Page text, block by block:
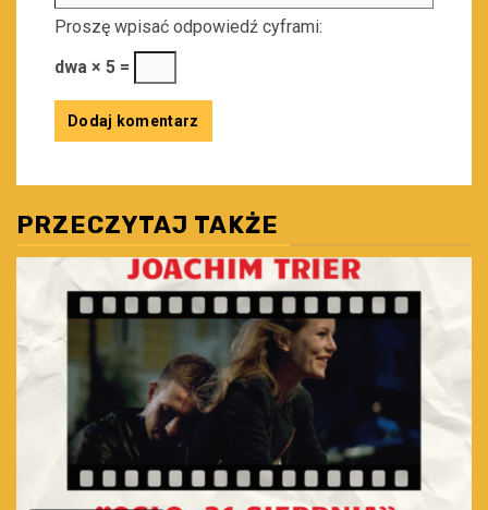
Proszę wpisać odpowiedź cyframi:
dwa × 5 =
PRZECZYTAJ TAKŻE